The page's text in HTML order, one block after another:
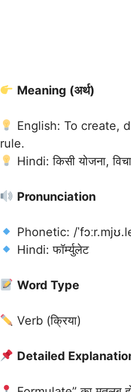
Meaning (अर्थ)
English: To create,
rule.
Hindi: किसी योजना,
Pronunciation
Phonetic: /
Hindi: फॉर्म्युलेट
Word Type
Verb (क्रिया)
Detailed